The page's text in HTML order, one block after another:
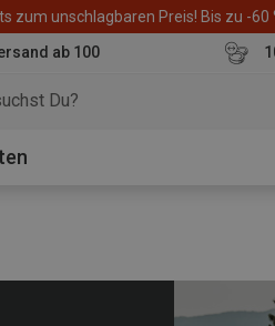
zum unschlagbaren Preis! Bis zu -60
ab 100